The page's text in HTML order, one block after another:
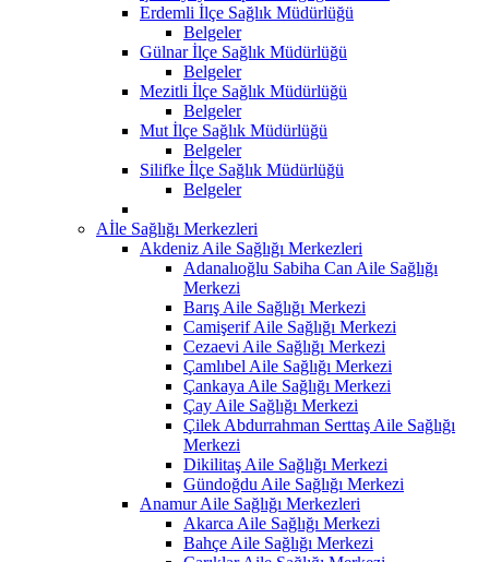
Erdemli İlçe Sağlık Müdürlüğü
Belgeler
Gülnar İlçe Sağlık Müdürlüğü
Belgeler
Mezitli İlçe Sağlık Müdürlüğü
Belgeler
Mut İlçe Sağlık Müdürlüğü
Belgeler
Silifke İlçe Sağlık Müdürlüğü
Belgeler
Aİle Sağlığı Merkezleri
Akdeniz Aile Sağlığı Merkezleri
Adanalıoğlu Sabiha Can Aile Sağlığı
Merkezi
Barış Aile Sağlığı Merkezi
Camişerif Aile Sağlığı Merkezi
Cezaevi Aile Sağlığı Merkezi
Çamlıbel Aile Sağlığı Merkezi
Çankaya Aile Sağlığı Merkezi
Çay Aile Sağlığı Merkezi
Çilek Abdurrahman Serttaş Aile Sağlığı
Merkezi
Dikilitaş Aile Sağlığı Merkezi
Gündoğdu Aile Sağlığı Merkezi
Anamur Aile Sağlığı Merkezleri
Akarca Aile Sağlığı Merkezi
Bahçe Aile Sağlığı Merkezi